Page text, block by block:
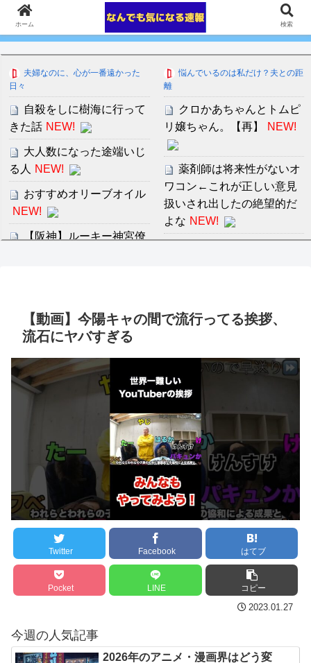
夫婦なのに、心が一番遠かった
日々
自殺をしに樹海に行って
きた話 NEW!
大人数になった途端いじ
る人
NEW!
おすすめオリーブオイル
NEW!
【阪神】ルーキー神宮僚
NEW!
クレバテスⅡ-魔獣の王と
偽りの勇者伝承- 第4話 感
想：敵を探すよりトアの書
を餌に誘き出す作戦！
【画像】発達障害の子ど
もはこの絵の意味がすぐに
分からないらしい
日本が北朝鮮に辛勝し二
次予選3連勝も、海外ファン
は采配に辛辣「おそろしい
内容の後半」「今日の森保
はチキン」
七ツ森りり ご令嬢と召使
いの禁断の恋…1日だけ許さ
Powered by livedoor 相
悩んでいるのは私だけ？夫との距
離
クロかあちゃんとトムピ
リ嬢ちゃん。【再】
NEW!
薬剤師は将来性がないオ
ワコン←これが正しい意見
扱いされ出したの絶望的だ
よな NEW!
8/3まで
Ｗ杯１次Ｌ敗退の韓国 議員
が「なぜ負けたのか？」ソ
ン・フンミン先発落ちは
「監督の報復」
すまん熊本やがコンビニ
に食品も水もない
ディズニーが「大課金時
代」に突入！アトラクショ
ンパスがどれもこれも1500
海外「日本よ、お前がナ
ンバーワンだ」 熊本地震直
後の日本の対応のスピード
マ『ラムネモンキー』 トレ
【動画】今陽キャの間で流行ってる挨拶、
流石にヤバすぎる
Twitter Facebook はてブ
Pocket LINE コピー
2023.01.27
今週の人気記事
2026年のアニメ・漫画界はどう変
ホーム 検索